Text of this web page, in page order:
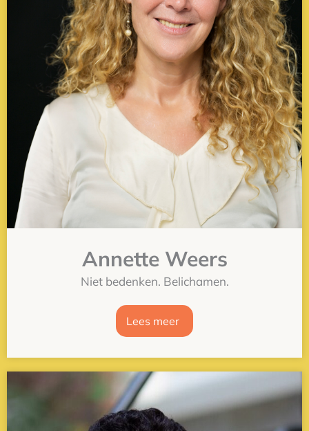
Annette Weers
Niet bedenken. Belichamen.
Lees meer